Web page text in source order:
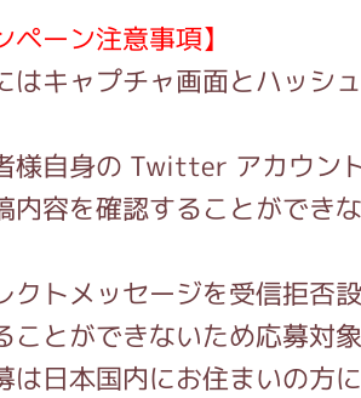
ペーン注意事項】
キャプチャ画面とハッシ
様自身の Twitter アカウン
内容を確認することができ
トメッセージを受信拒否
ことができないため応募対
日本国内にお住まいの方